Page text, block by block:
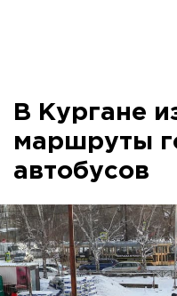
В Кургане
маршруты
автобусов